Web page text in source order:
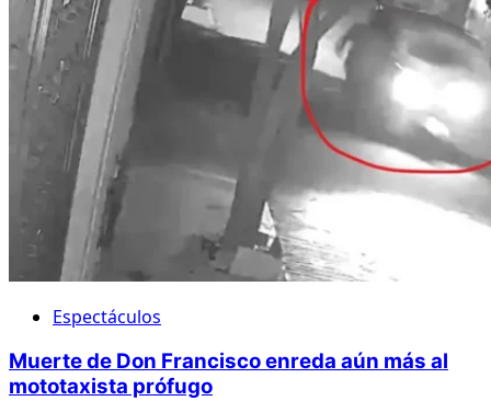
Espectáculos
Muerte de Don Francisco enreda aún más al
mototaxista prófugo